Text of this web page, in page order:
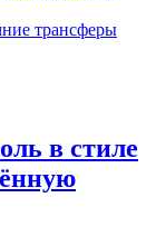
трансферы
в стиле